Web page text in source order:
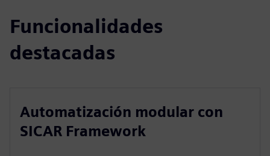
Funcionalidades
destacadas
Automatización modular con
SICAR Framework